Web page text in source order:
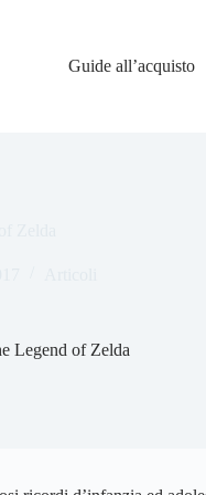
Guide all’acquisto
Legend of Zelda